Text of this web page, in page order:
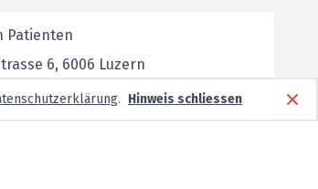
Patienten
6, 6006 Luzern
. Hinweis schliessen